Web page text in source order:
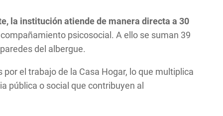
la institución atiende de manera directa a 30
psicosocial. A ello se suman 39
del albergue.
el trabajo de la Casa Hogar, lo que multiplica
pública o social que contribuyen al